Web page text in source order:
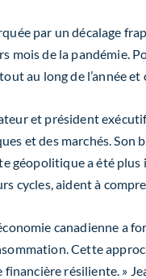
par un décalage
mois de la pandémie.
au long de l’année
et président
et des marchés. Son
géopolitique a été
cycles, aident à
canadienne
Cette
financière résiliente. »